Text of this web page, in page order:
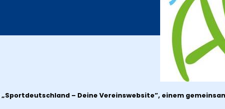
„Sportdeutschland – Deine Vereinswebsite”, einem